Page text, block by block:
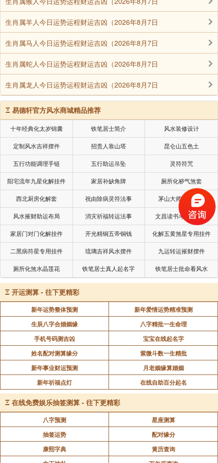
生肖属羊人今日运势运程财运吉凶（2026年8月7日
生肖属马人今日运势运程财运吉凶（2026年8月7日
生肖属蛇人今日运势运程财运吉凶（2026年8月7日
生肖属龙人今日运势运程财运吉凶（2026年8月7日
Ξ 易德轩官方风水商城精品推荐
十年经典化太岁锦囊 铁笔居士简介 风水装修设计
定制风水吉祥摆件 招贵人靠山塔 昆仑山五色土
五行功能调理手链 五行助运吊坠 灵符符咒
阳宅流年九星化解挂件 家居补缺角牌 厕所化秽气煞套
西北厨房化解套 祝由除病灵符法事 茅山大师风水挂画
风水摧财助运布局 消灾祈福转运法事 文昌读书考试风水局
家居门对门化解挂件 开光精铜五帝铜钱 化解五黄煞星专用挂件
二黑病符星专用挂件 琉璃吉祥风水摆件 九运转运摧财摆件
厕所化煞水晶莲花 铁笔居士真人起名字 铁笔居士批命看风水
Ξ 开运测算 - 往下更精彩
新年运势整体预测
新年爱情运势精准预测
生辰八字合婚姻缘
八字精批一生命理
手机号码测吉凶
宝宝在线起名字
姓名配对测算缘分
紫微斗数一生精批
新年事业财运预测
月老姻缘算婚姻
新年祈福点灯
在线自助百分起名
Ξ 在线免费娱乐抽签测算 - 往下更精彩
八字预测
星座测算
抽签运势
配对缘分
康熙字典
黄历查询